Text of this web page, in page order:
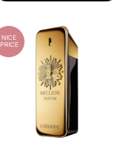
NICE
PRICE